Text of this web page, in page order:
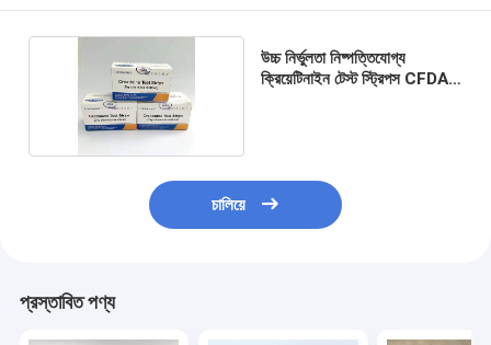
উচ্চ নির্ভুলতা নিষ্পত্তিযোগ্য
ক্রিয়েটিনাইন টেস্ট স্ট্রিপস CFDA
চালিয়ে
প্রস্তাবিত পণ্য